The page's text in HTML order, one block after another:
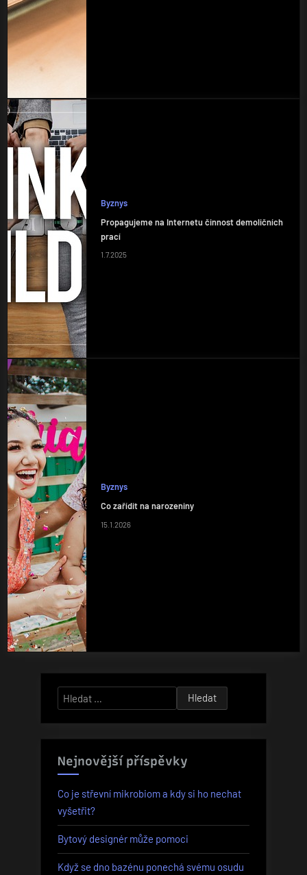
Byznys
Propagujeme na Internetu činnost demoličních
prací
1.7.2025
Byznys
Co zařídit na narozeniny
15.1.2026
Vyhledávání
Nejnovější příspěvky
Co je střevní mikrobiom a kdy si ho nechat
vyšetřit?
Bytový designér může pomoci
Když se dno bazénu ponechá svému osudu